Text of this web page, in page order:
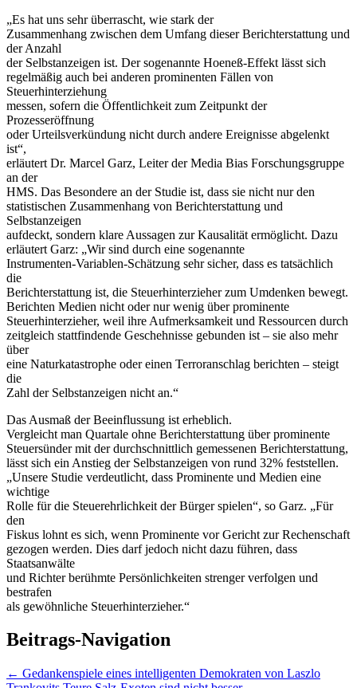
„Es hat uns sehr überrascht, wie stark der
Zusammenhang zwischen dem Umfang dieser Berichterstattung und
der Anzahl
der Selbstanzeigen ist. Der sogenannte Hoeneß-Effekt lässt sich
regelmäßig auch bei anderen prominenten Fällen von
Steuerhinterziehung
messen, sofern die Öffentlichkeit zum Zeitpunkt der
Prozesseröffnung
oder Urteilsverkündung nicht durch andere Ereignisse abgelenkt
ist“,
erläutert Dr. Marcel Garz, Leiter der Media Bias Forschungsgruppe
an der
HMS. Das Besondere an der Studie ist, dass sie nicht nur den
statistischen Zusammenhang von Berichterstattung und
Selbstanzeigen
aufdeckt, sondern klare Aussagen zur Kausalität ermöglicht. Dazu
erläutert Garz: „Wir sind durch eine sogenannte
Instrumenten-Variablen-Schätzung sehr sicher, dass es tatsächlich
die
Berichterstattung ist, die Steuerhinterzieher zum Umdenken bewegt.
Berichten Medien nicht oder nur wenig über prominente
Steuerhinterzieher, weil ihre Aufmerksamkeit und Ressourcen durch
zeitgleich stattfindende Geschehnisse gebunden ist – sie also mehr
über
eine Naturkatastrophe oder einen Terroranschlag berichten – steigt
die
Zahl der Selbstanzeigen nicht an.“
Das Ausmaß der Beeinflussung ist erheblich.
Vergleicht man Quartale ohne Berichterstattung über prominente
Steuersünder mit der durchschnittlich gemessenen Berichterstattung,
lässt sich ein Anstieg der Selbstanzeigen von rund 32% feststellen.
„Unsere Studie verdeutlicht, dass Prominente und Medien eine
wichtige
Rolle für die Steuerehrlichkeit der Bürger spielen“, so Garz. „Für
den
Fiskus lohnt es sich, wenn Prominente vor Gericht zur Rechenschaft
gezogen werden. Dies darf jedoch nicht dazu führen, dass
Staatsanwälte
und Richter berühmte Persönlichkeiten strenger verfolgen und
bestrafen
als gewöhnliche Steuerhinterzieher.“
Beitrags-Navigation
← Gedankenspiele eines intelligenten Demokraten von Laszlo